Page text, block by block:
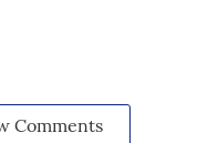
Comments